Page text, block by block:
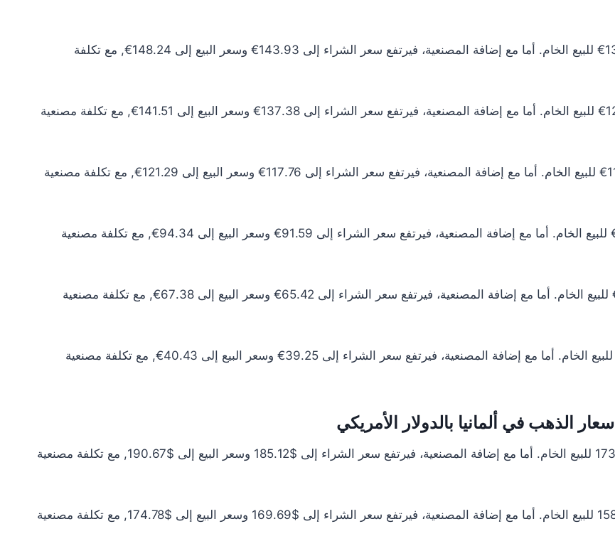
سعر الذهب عيار 22 اليوم يبلغ 130.84€ للشراء الخام و134.77€ للبيع الخام. أما مع إضافة المصنعية، فيرتفع سعر الشراء إلى 143.93€ وسعر البيع إلى 148.24€, مع تكلفة
سعر الذهب عيار 21 اليوم يبلغ 124.90€ للشراء الخام و128.64€ للبيع الخام. أما مع إضافة المصنعية، فيرتفع سعر الشراء إلى 137.38€ وسعر البيع إلى 141.51€, مع تكلفة مصنعية
سعر الذهب عيار 18 اليوم يبلغ 107.05€ للشراء الخام و110.26€ للبيع الخام. أما مع إضافة المصنعية، فيرتفع سعر الشراء إلى 117.76€ وسعر البيع إلى 121.29€, مع تكلفة مصنعية
سعر الذهب عيار 14 اليوم يبلغ 83.26€ للشراء الخام و85.76€ للبيع الخام. أما مع إضافة المصنعية، فيرتفع سعر الشراء إلى 91.59€ وسعر البيع إلى 94.34€, مع تكلفة مصنعية
سعر الذهب عيار 10 اليوم يبلغ 59.47€ للشراء الخام و61.26€ للبيع الخام. أما مع إضافة المصنعية، فيرتفع سعر الشراء إلى 65.42€ وسعر البيع إلى 67.38€, مع تكلفة مصنعية
سعر الذهب عيار 6 اليوم يبلغ 35.68€ للشراء الخام و36.75€ للبيع الخام. أما مع إضافة المصنعية، فيرتفع سعر الشراء إلى 39.25€ وسعر البيع إلى 40.43€, مع تكلفة مصنعية
أسعار الذهب في ألمانيا بالدولار الأمريكي
سعر الذهب عيار 24 اليوم يبلغ $168.29 للشراء الخام و$173.34 للبيع الخام. أما مع إضافة المصنعية، فيرتفع سعر الشراء إلى $185.12 وسعر البيع إلى $190.67, مع تكلفة مصنعية
سعر الذهب عيار 22 اليوم يبلغ $154.26 للشراء الخام و$158.89 للبيع الخام. أما مع إضافة المصنعية، فيرتفع سعر الشراء إلى $169.69 وسعر البيع إلى $174.78, مع تكلفة مصنعية